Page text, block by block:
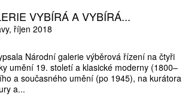
VYBÍRÁ A VYBÍRÁ...
říjen 2018
Národní galerie výběrová řízení na čtyři
umění 19. století a klasické moderny (1800–
a současného umění (po 1945), na kurátora
a...